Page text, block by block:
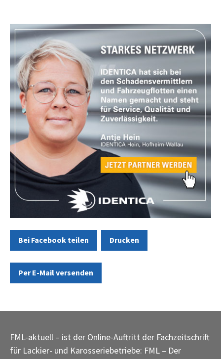
Bei Facebook teilen Drucken
Per E-Mail versenden
FML-aktuell – ist der Online-Auftritt der Fachzeitschrift
für Lackier- und Karosseriebetriebe: FML – Der